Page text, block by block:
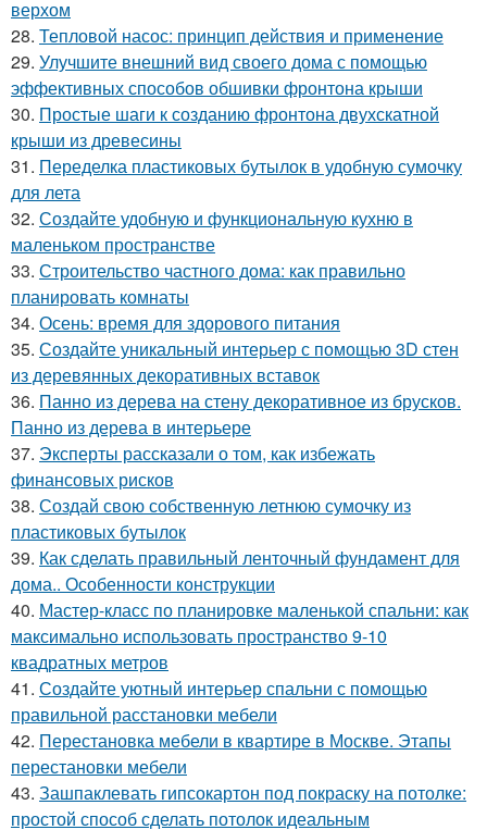
верхом
28. Тепловой насос: принцип действия и применение
29. Улучшите внешний вид своего дома с помощью
эффективных способов обшивки фронтона крыши
30. Простые шаги к созданию фронтона двухскатной
крыши из древесины
31. Переделка пластиковых бутылок в удобную сумочку
для лета
32. Создайте удобную и функциональную кухню в
маленьком пространстве
33. Строительство частного дома: как правильно
планировать комнаты
34. Осень: время для здорового питания
35. Создайте уникальный интерьер с помощью 3D стен
из деревянных декоративных вставок
36. Панно из дерева на стену декоративное из брусков.
Панно из дерева в интерьере
37. Эксперты рассказали о том, как избежать
финансовых рисков
38. Создай свою собственную летнюю сумочку из
пластиковых бутылок
39. Как сделать правильный ленточный фундамент для
дома.. Особенности конструкции
40. Мастер-класс по планировке маленькой спальни: как
максимально использовать пространство 9-10
квадратных метров
41. Создайте уютный интерьер спальни с помощью
правильной расстановки мебели
42. Перестановка мебели в квартире в Москве. Этапы
перестановки мебели
43. Зашпаклевать гипсокартон под покраску на потолке:
простой способ сделать потолок идеальным